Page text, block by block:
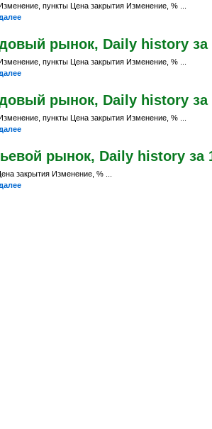
пункты Цена закрытия Изменение, % ...
рынок, Daily history за
пункты Цена закрытия Изменение, % ...
рынок, Daily history за
пункты Цена закрытия Изменение, % ...
рынок, Daily history за
закрытия Изменение, % ...